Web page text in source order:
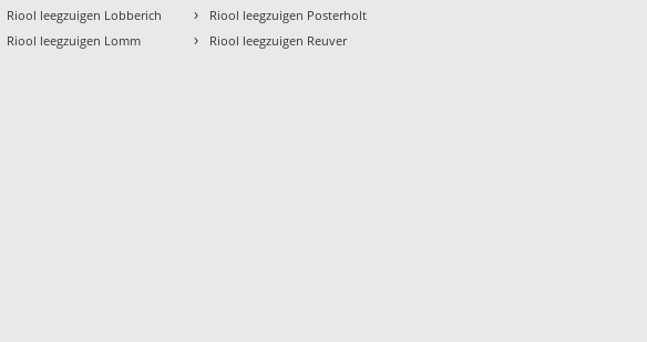
Riool leegzuigen Lobberich
Riool leegzuigen Lomm
› Riool leegzuigen Posterholt
› Riool leegzuigen Reuver